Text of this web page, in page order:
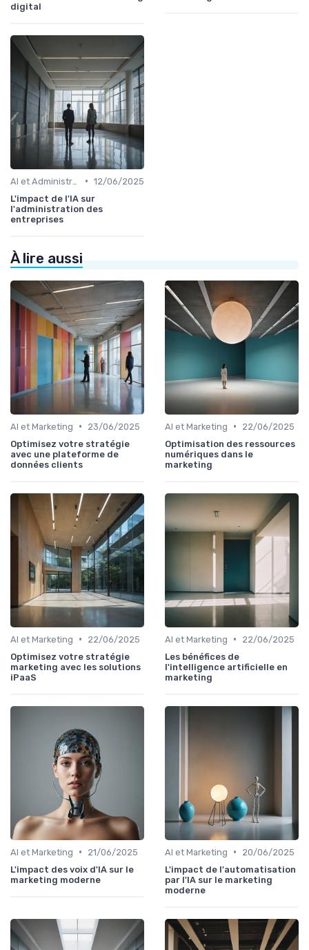
digital
• 12/06/2025
L'impact de l'IA sur
l'administration des
entreprises
À lire aussi
AI et Marketing •
23/06/2025
Optimisez votre stratégie
avec une plateforme de
données clients
AI et Marketing •
22/06/2025
Optimisation des ressources
numériques dans le
marketing
AI et Marketing •
22/06/2025
Optimisez votre stratégie
marketing avec les solutions
iPaaS
AI et Marketing •
22/06/2025
Les bénéfices de
l'intelligence artificielle en
marketing
AI et Marketing •
21/06/2025
L'impact des voix d'IA sur le
marketing moderne
AI et Marketing •
20/06/2025
L'impact de l'automatisation
par l'IA sur le marketing
moderne